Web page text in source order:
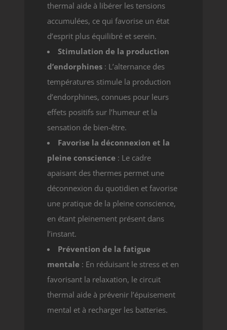
thermal aide à libérer les tensions
accumulées, ce qui favorise un état
d’esprit plus équilibré et serein.
Stimulation de la production
d’endorphines: L’alternance des
températures stimule la production
d’endorphines, connues pour leurs
effets positifs sur l’humeur et la
sensation de bien-être.
Favorise la déconnexion et la
pleine conscience : Le cadre
apaisant des thermes permet une
déconnexion du quotidien et favorise
une pratique de la pleine conscience,
en étant pleinement présent dans
l’instant.
Prévention de la fatigue
mentale : En réduisant le stress et en
favorisant la relaxation, le circuit
thermal aide à prévenir l’épuisement
mental et à recharger les batteries.